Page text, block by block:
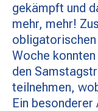
SPONSOREN
KONTAKT
gekämpft und
mehr, mehr!
Woche
den
teilnehmen,
Ein